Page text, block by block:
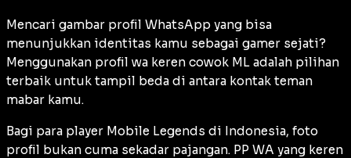
Mencari gambar profil WhatsApp yang bisa
menunjukkan identitas kamu sebagai gamer sejati?
Menggunakan profil wa keren cowok ML adalah pilihan
terbaik untuk tampil beda di antara kontak teman
mabar kamu.
Bagi para player Mobile Legends di Indonesia, foto
profil bukan cuma sekadar pajangan. PP WA yang keren